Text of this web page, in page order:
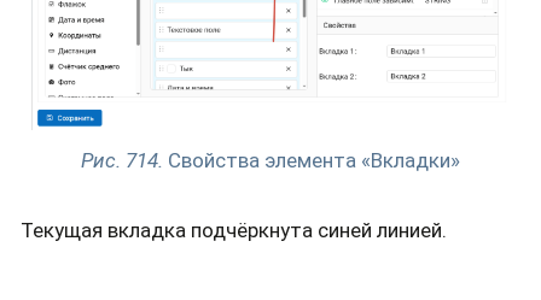
Рис. 714. Свойства элемента «Вкладки»
Текущая вкладка подчёркнута синей линией.